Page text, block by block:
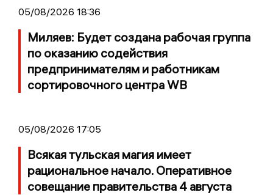
05/08/2026 18:36
Миляев: Будет создана рабочая группа
по оказанию содействия
предпринимателям и работникам
сортировочного центра WB
05/08/2026 17:05
Всякая тульская магия имеет
рациональное начало. Оперативное
совещание правительства 4 августа